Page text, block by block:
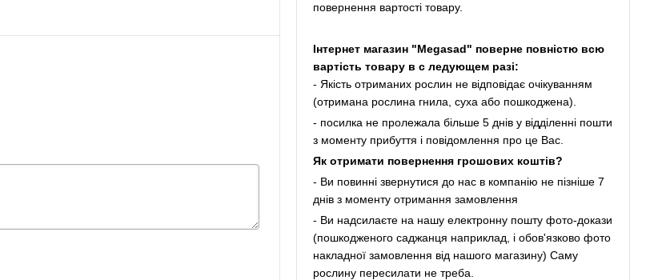
повернення вартості товару.
Інтернет магазин "Megasad" поверне повністю всю
вартість товару в с ледующем разі:
- Якість отриманих рослин не відповідає очікуванням
(отримана рослина гнила, суха або пошкоджена).
- посилка не пролежала більше 5 днів у відділенні пошти
з моменту прибуття і повідомлення про це Вас.
Як отримати повернення грошових коштів?
- Ви повинні звернутися до нас в компанію не пізніше 7
днів з моменту отримання замовлення
- Ви надсилаєте на нашу електронну пошту фото-докази
(пошкодженого саджанця наприклад, і обов'язково фото
накладної замовлення від нашого магазину) Саму
рослину пересилати не треба.